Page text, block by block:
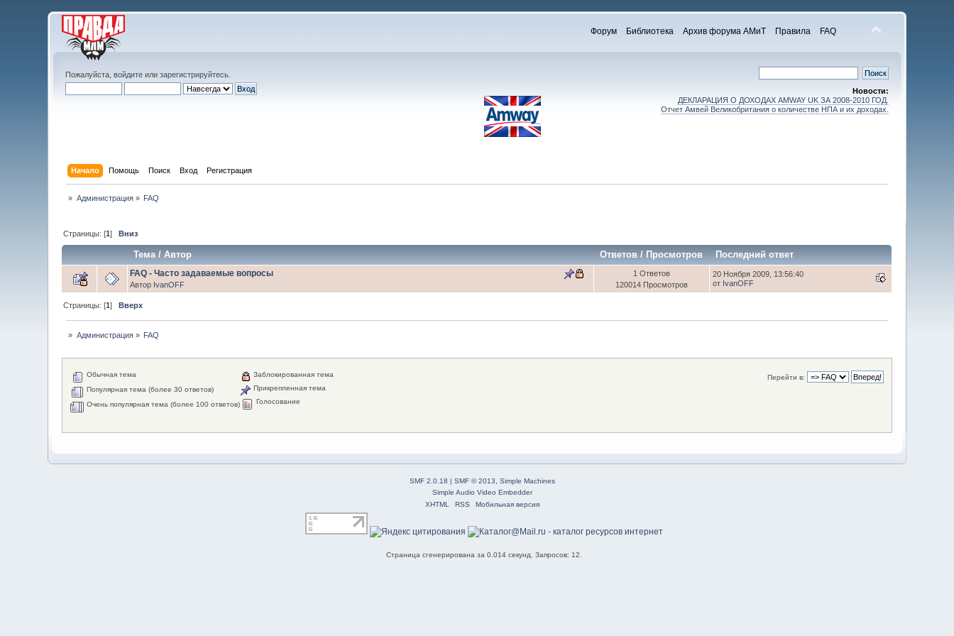
Форум Библиотека Архив форума АМиТ Правила FAQ
Пожалуйста,войдите илизарегистрируйтесь
Новости:
ДЕКЛАРАЦИЯ О ДОХОДАХ AMWAY UK ЗА 2008-2010 ГОД.
Отчет Амвей Великобритания о количестве НПА и их доходах.
Начало Помощь Поиск Вход Регистрация
» Администрация» FAQ
Страницы: [1]Вниз
Тема/Автор Ответов /Просмотров Последний ответ
FAQ - Часто задаваемые вопросы
Автор IvanOFF
1 Ответов
120014 Просмотров
20 Ноября 2009, 13:56:40
от IvanOFF
Страницы: [1]Вверх
» Администрация» FAQ
Перейти в:
Обычная тема
Популярная тема (более 30 ответов)
Очень популярная тема (более 100 ответов)
Заблокированная тема
Прикрепленная тема
Голосование
SMF 2.0.18 | SMF © 2013, Simple Machines
Simple Audio Video Embedder
XHTML
RSS Мобильная версия
Страница сгенерирована за 0.014 секунд. Запросов: 12.